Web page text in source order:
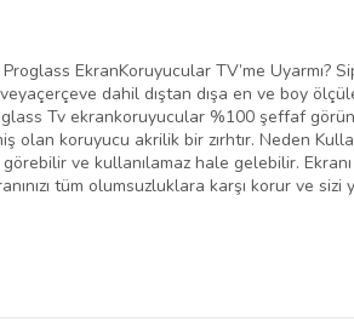
EkranKoruyucular TV’me Uyarmı?
dahil dıştan dışa en ve boy
Tv ekrankoruyucular %100 şeffaf
olan koruyucu akrilik bir zırhtır. Neden
ve kullanılamaz hale gelebilir.
tüm olumsuzluklara karşı korur ve